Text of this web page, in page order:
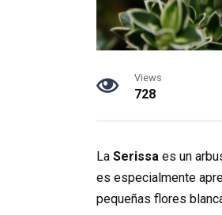
Views
728
La Serissa es un
es especialmente
pequeñas flores